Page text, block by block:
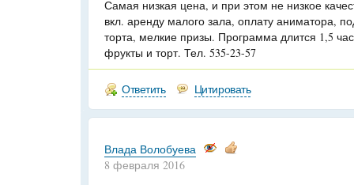
Самая низкая цена, и при этом не низкое
вкл. аренду малого зала, оплату аниматора,
торта, мелкие призы. Программа длится 1,5
фрукты и торт. Тел. 535-23-57
Ответить Цитировать
Влада Волобуева
8 февраля 2016